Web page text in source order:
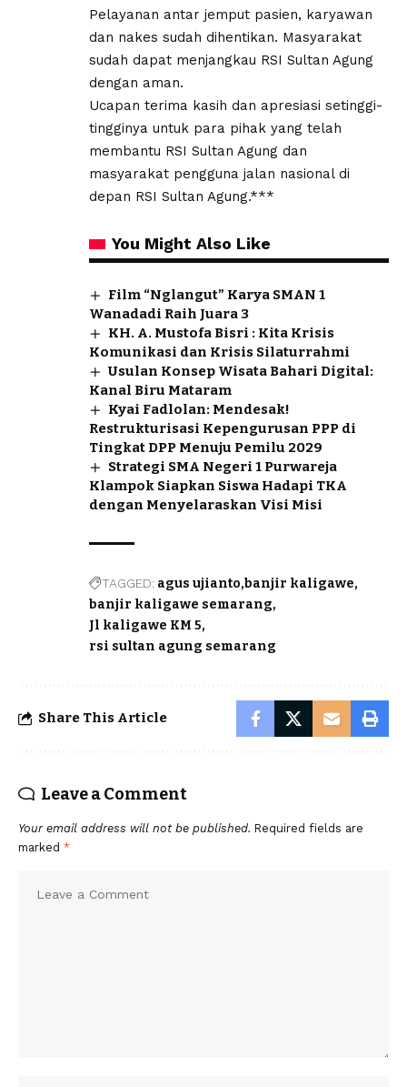
Pelayanan antar jemput pasien, karyawan
dan nakes sudah dihentikan. Masyarakat
sudah dapat menjangkau RSI Sultan Agung
dengan aman.
Ucapan terima kasih dan apresiasi setinggi-
tingginya untuk para pihak yang telah
membantu RSI Sultan Agung dan
masyarakat pengguna jalan nasional di
depan RSI Sultan Agung.***
You Might Also Like
Film “Nglangut” Karya SMAN 1
Wanadadi Raih Juara 3
KH. A. Mustofa Bisri : Kita Krisis
Komunikasi dan Krisis Silaturrahmi
Usulan Konsep Wisata Bahari Digital:
Kanal Biru Mataram
Kyai Fadlolan: Mendesak!
Restrukturisasi Kepengurusan PPP di
Tingkat DPP Menuju Pemilu 2029
Strategi SMA Negeri 1 Purwareja
Klampok Siapkan Siswa Hadapi TKA
dengan Menyelaraskan Visi Misi
TAGGED: agus ujianto banjir kaligawe
banjir kaligawe semarang
Jl kaligawe KM 5
rsi sultan agung semarang
Share This Article
Leave a Comment
Your email address will not be published. Required fields are
marked *